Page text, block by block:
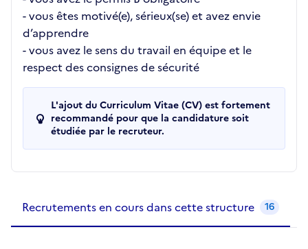
- vous êtes motivé(e), sérieux(se) et avez envie
d’apprendre
- vous avez le sens du travail en équipe et le
respect des consignes de sécurité
L'ajout du Curriculum Vitae (CV) est fortement
recommandé pour que la candidature soit
étudiée par le recruteur.
Recrutements en cours dans cette structure 16